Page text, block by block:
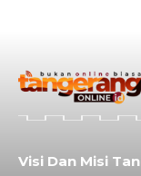
Visi Dan Misi